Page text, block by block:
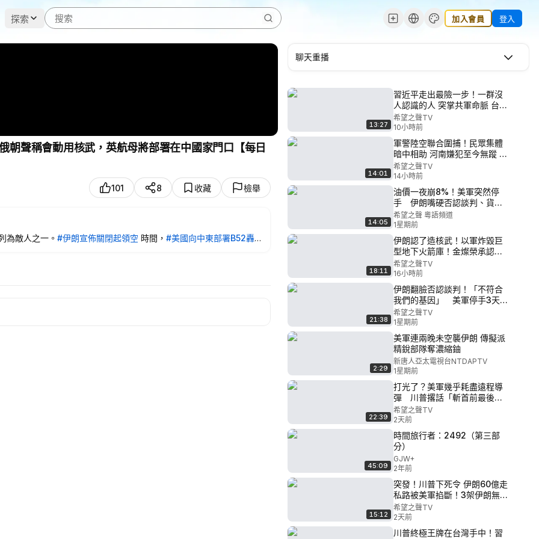
探索 加入會員 登入
朝聲稱會動用核武，英航母將部署在中國家門口【每日
101 8 收藏 檢舉
為敵人之一。 #伊朗宣佈關閉起領空 時間， #美國向中東部署B52轟
聊天重播
13:27
習近平走出最險一步！一群沒
人認識的人 突掌共軍命脈 台海
恐隨機開火？【聚焦臺灣】
希望之聲TV
10小時前
14:01
軍警陸空聯合圍捕！民眾集體
暗中相助 河南嫌犯至今無蹤 江
西持槍命案再起 一場大搜捕 遷
出地下神秘武裝？【全球視
野】
希望之聲TV
14小時前
14:05
油價一夜崩8%！美軍突然停
手 伊朗嘴硬否認談判、貨機
仍夜夜降落【政經世界】
希望之聲 粵語頻道
1星期前
18:11
伊朗認了造核武！以軍炸毀巨
型地下火箭庫！金燦榮承認：
中共給伊朗尖端武器；中共限
制出境曝驚人內幕；朝鮮導彈
部隊秘入俄國【北美新聞】
希望之聲TV
16小時前
21:38
伊朗翻臉否認談判！「不符合
我們的基因」 美軍停手3天、
油價暴跌8%【政經早報】
希望之聲TV
1星期前
2:29
美軍連兩晚未空襲伊朗 傳擬派
精銳部隊奪濃縮鈾
新唐人亞太電視台NTDAPTV
1星期前
22:39
打光了？美軍幾乎耗盡遠程導
彈 川普撂話「斬首前最後機
會」逼伊朗 貝森特稱協議今明
兩天【政經早報】
希望之聲TV
2天前
45:09
時間旅行者：2492（第三部
分）
GJW+
2年前
15:12
突發！川普下死令 伊朗60億走
私路被美軍掐斷！3架伊朗無人
機襲美軍基地？開源情報揭伊
朗老底 川普兩手牌瓦解伊朗最
後底牌 黨媒翻91年前舊賬 暗示
希望之聲TV
2天前
川普終極王牌在台灣手中！習